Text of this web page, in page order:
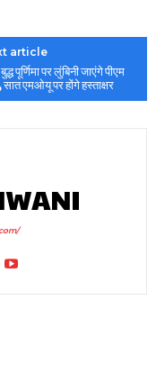
article
पूर्णिमा पर लुंबिनी जाएंगे पीएम
सात एमओयू पर होंगे हस्ताक्षर